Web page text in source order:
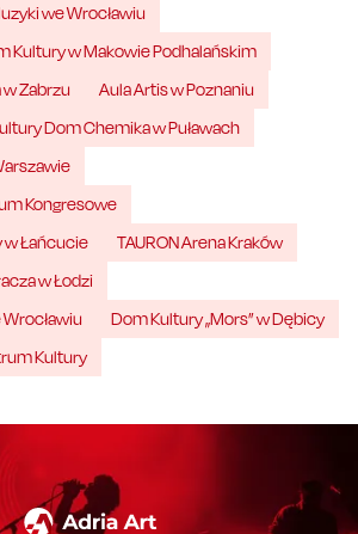
we Wrocławiu
Kultury w Makowie Podhalańskim
w Zabrzu
Aula Artis w Poznaniu
Dom Chemika w Puławach
Kongresowe
w Łańcucie
TAURON Arena Kraków
w Łodzi
Dom Kultury „Mors” w Dębicy
Kultury